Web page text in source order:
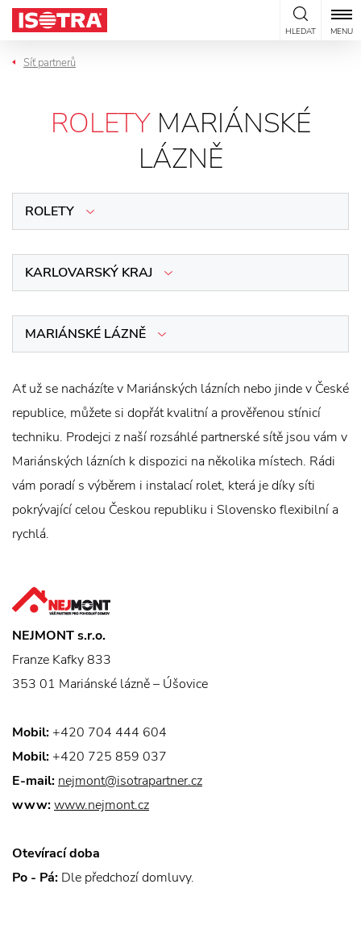
Přeskočit na obsah
HLEDAT MENU
Síť partnerů
ROLETYMARIÁNSKÉ
LÁZNĚ
ROLETY
KARLOVARSKÝ KRAJ
MARIÁNSKÉ LÁZNĚ
Ať už se nacházíte v Mariánských lázních nebo jinde v České
republice, můžete si dopřát kvalitní a prověřenou stínicí
techniku. Prodejci z naší rozsáhlé partnerské sítě jsou vám v
Mariánských lázních k dispozici na několika místech. Rádi
vám poradí s výběrem i instalací rolet, která je díky síti
pokrývající celou Českou republiku i Slovensko flexibilní a
rychlá.
NEJMONT s.r.o.
Franze Kafky 833
353 01 Mariánské lázně – Úšovice
Mobil: +420 704 444 604
Mobil: +420 725 859 037
E-mail: nejmont@isotrapartner.cz
www:www.nejmont.cz
Otevírací doba
Po - Pá: Dle předchozí domluvy.